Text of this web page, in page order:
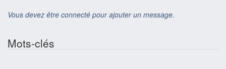
Vous devez être connecté pour ajouter un message.
Mots-clés